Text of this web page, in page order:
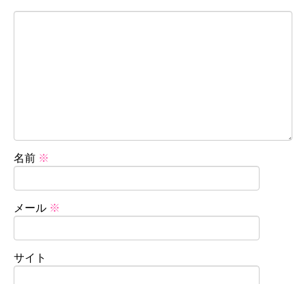
名前 ※
メール ※
サイト